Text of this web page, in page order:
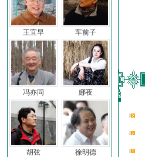
王宜早 车前子
冯亦同 娜夜
胡弦 徐明德